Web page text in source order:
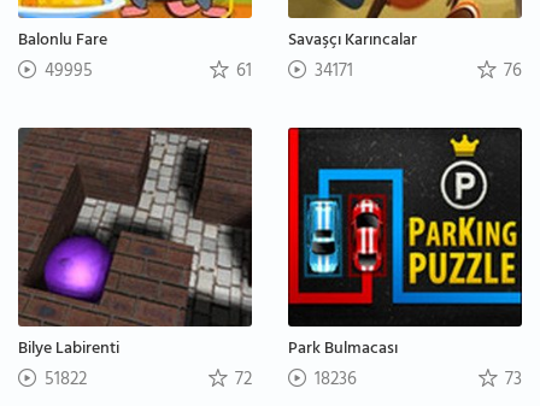
Balonlu Fare
49995 61
Savaşçı Karıncalar
34171 76
Bilye Labirenti
51822 72
Park Bulmacası
18236 73